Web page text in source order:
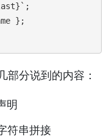
};
部分说到的内容：
明
符串拼接